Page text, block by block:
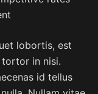
lobortis, est
in nisi.
id tellus